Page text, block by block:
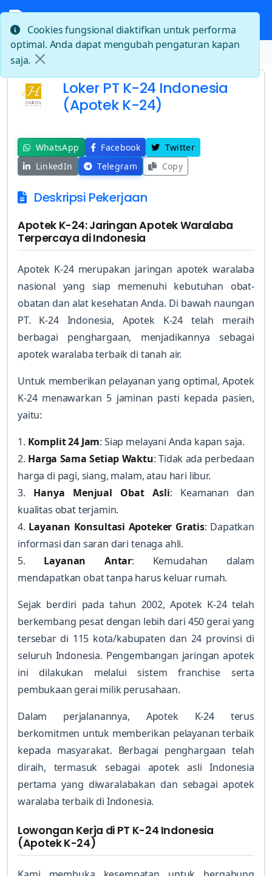
Beranda Loker PT K-24 Indonesia (Apotek K-24)
Loker PT K-24 Indonesia
(Apotek K-24)
WhatsApp Facebook
Twitter
LinkedIn
Telegram Copy
Deskripsi Pekerjaan
Apotek K-24: Jaringan Apotek Waralaba
Terpercaya di Indonesia
Apotek K-24 merupakan jaringan apotek waralaba
nasional yang siap memenuhi kebutuhan obat-
obatan dan alat kesehatan Anda. Di bawah naungan
PT. K-24 Indonesia, Apotek K-24 telah meraih
berbagai penghargaan, menjadikannya sebagai
apotek waralaba terbaik di tanah air.
Untuk memberikan pelayanan yang optimal, Apotek
K-24 menawarkan 5 jaminan pasti kepada pasien,
yaitu:
1. Komplit 24 Jam: Siap melayani Anda kapan saja.
2. Harga Sama Setiap Waktu: Tidak ada perbedaan
harga di pagi, siang, malam, atau hari libur.
3. Hanya Menjual Obat Asli: Keamanan dan
kualitas obat terjamin.
4. Layanan Konsultasi Apoteker Gratis: Dapatkan
informasi dan saran dari tenaga ahli.
5. Layanan Antar: Kemudahan dalam
mendapatkan obat tanpa harus keluar rumah.
Sejak berdiri pada tahun 2002, Apotek K-24 telah
berkembang pesat dengan lebih dari 450 gerai yang
tersebar di 115 kota/kabupaten dan 24 provinsi di
seluruh Indonesia. Pengembangan jaringan apotek
ini dilakukan melalui sistem franchise serta
pembukaan gerai milik perusahaan.
Dalam perjalanannya, Apotek K-24 terus
berkomitmen untuk memberikan pelayanan terbaik
kepada masyarakat. Berbagai penghargaan telah
diraih, termasuk sebagai apotek asli Indonesia
pertama yang diwaralabakan dan sebagai apotek
waralaba terbaik di Indonesia.
Lowongan Kerja di PT K-24 Indonesia
(Apotek K-24)
Cookies fungsional diaktifkan untuk performa
optimal. Anda dapat mengubah pengaturan kapan
saja.